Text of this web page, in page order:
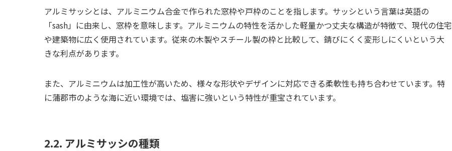
アルミサッシとは、アルミニウム合金で作られた窓枠や戸枠のことを指します。サッシという言葉は英語の
「sash」に由来し、窓枠を意味します。アルミニウムの特性を活かした軽量かつ丈夫な構造が特徴で、現代の住宅
や建築物に広く使用されています。従来の木製やスチール製の枠と比較して、錆びにくく変形しにくいという大
きな利点があります。
また、アルミニウムは加工性が高いため、様々な形状やデザインに対応できる柔軟性も持ち合わせています。特
に蒲郡市のような海に近い環境では、塩害に強いという特性が重宝されています。
2.2. アルミサッシの種類